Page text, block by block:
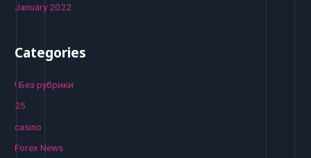
January 2022
Categories
! Без рубрики
25
casino
Forex News